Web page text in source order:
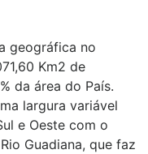
geográfica no
Km2 de
da área do País.
largura variável
e Oeste com o
Guadiana, que faz